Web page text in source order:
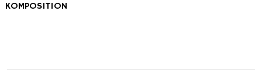
KOMPOSITION